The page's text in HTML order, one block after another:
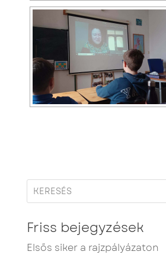
Friss bejegyzések
Elsős siker a rajzpályázaton